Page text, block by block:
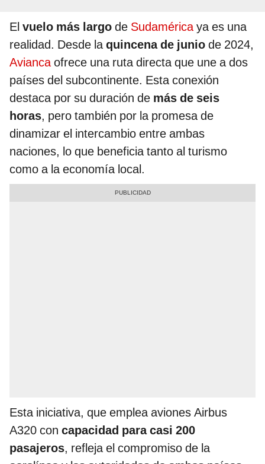
El vuelo más largo de Sudaméricaya es una
realidad. Desde laquincena de junio de 2024,
Aviancaofrece una ruta directa que une a dos
países del subcontinente. Esta conexión
destaca por su duración de más de seis
horas, pero también por la promesa de
dinamizar el intercambio entre ambas
naciones, lo que beneficia tanto al turismo
como a la economía local.
Esta iniciativa, que emplea aviones Airbus
A320 con capacidad para casi 200
pasajeros, refleja el compromiso de la